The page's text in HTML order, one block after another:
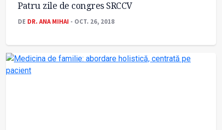
Patru zile de congres SRCCV
DE DR. ANA MIHAI - OCT. 26, 2018